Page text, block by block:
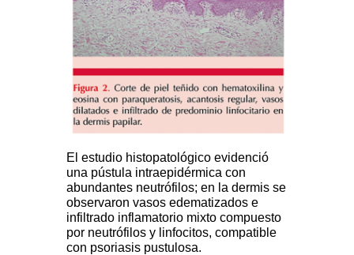
El estudio histopatológico evidenció
una pústula intraepidérmica con
abundantes neutrófilos; en la dermis se
observaron vasos edematizados e
infiltrado inflamatorio mixto compuesto
por neutrófilos y linfocitos, compatible
con psoriasis pustulosa.